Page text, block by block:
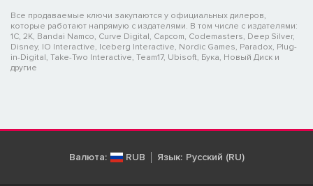
Все продаваемые ключи закупаются у официальных дилеров,
которые работают напрямую с издателями. В том числе с издателями:
1C, 2K, Bandai Namco, Curve Digital, Capcom, Codemasters, Deep Silver,
Disney, IO Interactive, Iceberg Interactive, Nordic Games, Paradox, Plug-
in-Digital, Take-Two Interactive, Team17, Ubisoft, Бука, Новый Диск и
другие
Валюта: RUB Язык: Русский (RU)